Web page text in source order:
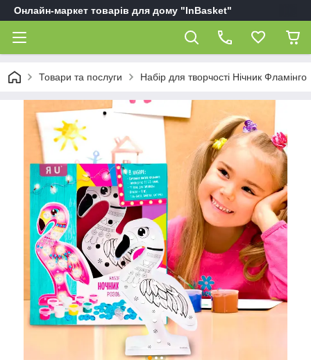
Онлайн-маркет товарів для дому "InBasket"
Товари та послуги Набір для творчості Нічник Фламінго